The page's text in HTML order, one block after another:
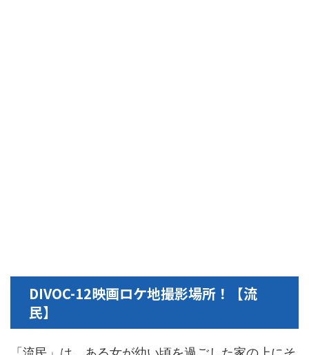
DIVOC-12映画ロケ地撮影場所！【流
民】